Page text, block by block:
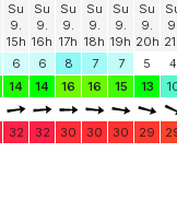
Su
9.
15h
Su
9.
16h
Su
9.
17h
Su
9.
18h
Su
9.
19h
Su
9.
20h
6 6 8 7 7 5
4
14 14 16 16 15 13
32 32 30 30 30 29